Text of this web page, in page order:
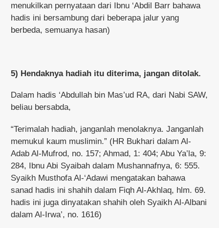
menukilkan pernyataan dari Ibnu ‘Abdil Barr bahawa
hadis ini bersambung dari beberapa jalur yang
berbeda, semuanya hasan)
5) Hendaknya hadiah itu diterima, jangan ditolak.
Dalam hadis ‘Abdullah bin Mas’ud RA, dari Nabi SAW,
beliau bersabda,
“Terimalah hadiah, janganlah menolaknya. Janganlah
memukul kaum muslimin.” (HR Bukhari dalam Al-
Adab Al-Mufrod, no. 157; Ahmad, 1: 404; Abu Ya’la, 9:
284, Ibnu Abi Syaibah dalam Mushannafnya, 6: 555.
Syaikh Musthofa Al-‘Adawi mengatakan bahawa
sanad hadis ini shahih dalam Fiqh Al-Akhlaq, hlm. 69.
hadis ini juga dinyatakan shahih oleh Syaikh Al-Albani
dalam Al-Irwa’, no. 1616)